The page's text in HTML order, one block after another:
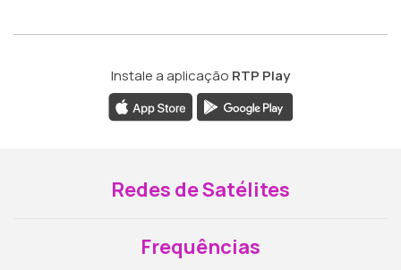
Instale a aplicação RTP Play
Redes de Satélites
Frequências